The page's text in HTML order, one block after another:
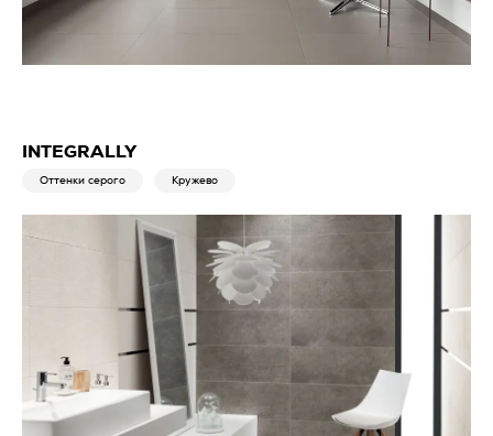
INTEGRALLY
Оттенки серого Кружево